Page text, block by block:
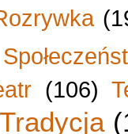
(106)
Tradycja